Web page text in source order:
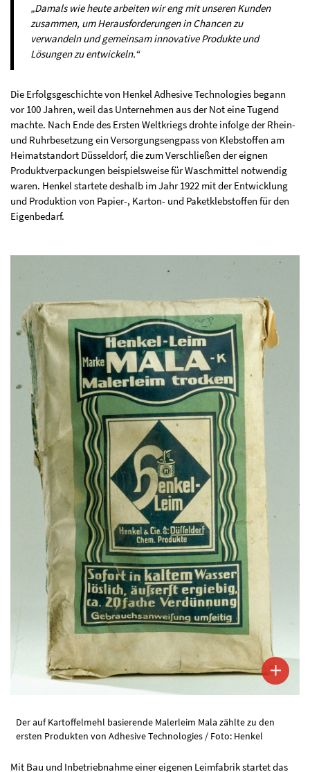
„Damals wie heute arbeiten wir eng mit unseren Kunden
zusammen, um Herausforderungen in Chancen zu
verwandeln und gemeinsam innovative Produkte und
Lösungen zu entwickeln.“
Die Erfolgsgeschichte von Henkel Adhesive Technologies begann
vor 100 Jahren, weil das Unternehmen aus der Not eine Tugend
machte. Nach Ende des Ersten Weltkriegs drohte infolge der Rhein-
und Ruhrbesetzung ein Versorgungsengpass von Klebstoffen am
Heimatstandort Düsseldorf, die zum Verschließen der eignen
Produktverpackungen beispielsweise für Waschmittel notwendig
waren. Henkel startete deshalb im Jahr 1922 mit der Entwicklung
und Produktion von Papier-, Karton- und Paketklebstoffen für den
Eigenbedarf.
Der auf Kartoffelmehl basierende Malerleim Mala zählte zu den
ersten Produkten von Adhesive Technologies / Foto: Henkel
Mit Bau und Inbetriebnahme einer eigenen Leimfabrik startet das